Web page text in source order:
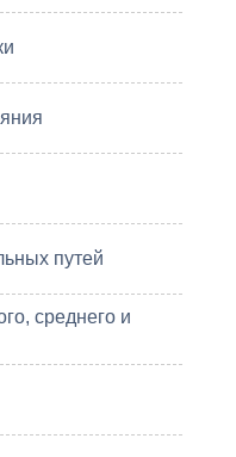
путей
среднего и